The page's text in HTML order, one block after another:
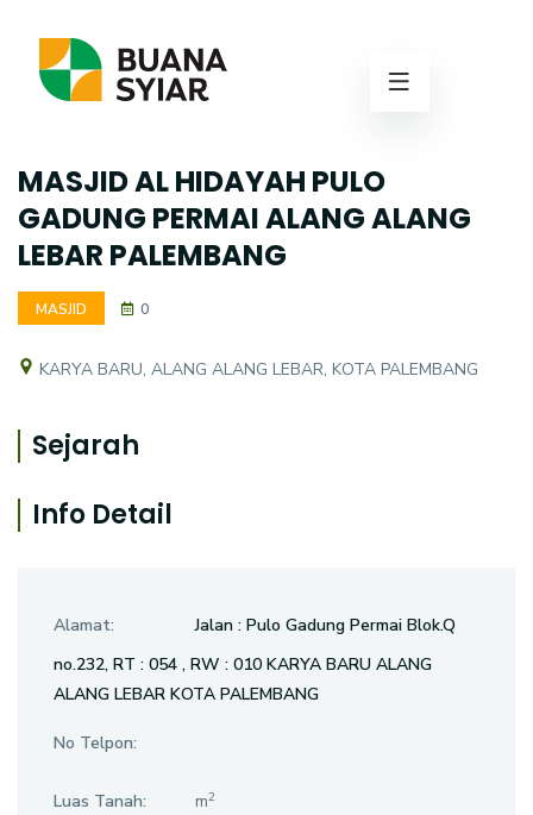
MASJID AL HIDAYAH PULO
GADUNG PERMAI ALANG ALANG
LEBAR PALEMBANG
MASJID 0
KARYA BARU, ALANG ALANG LEBAR, KOTA PALEMBANG
Sejarah
Info Detail
Alamat:
Jalan : Pulo Gadung Permai Blok.Q
no.232, RT : 054 , RW : 010 KARYA BARU ALANG
ALANG LEBAR KOTA PALEMBANG
No Telpon:
Luas Tanah: m2